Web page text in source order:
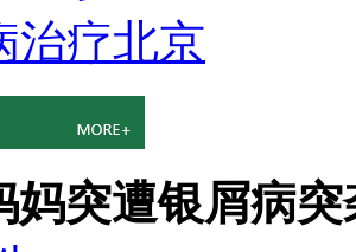
治疗北京
妈突遭银屑病